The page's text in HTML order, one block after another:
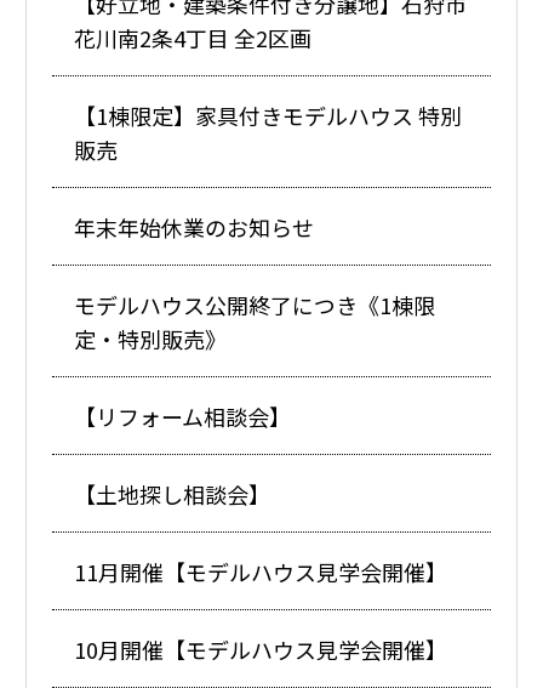
花川南2条4丁目 全2区画
【1棟限定】家具付きモデルハウス 特別
販売
年末年始休業のお知らせ
モデルハウス公開終了につき《1棟限
定・特別販売》
【リフォーム相談会】
【土地探し相談会】
11月開催【モデルハウス見学会開催】
10月開催【モデルハウス見学会開催】